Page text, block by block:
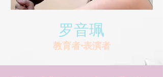
罗音珮
教育者•表演者